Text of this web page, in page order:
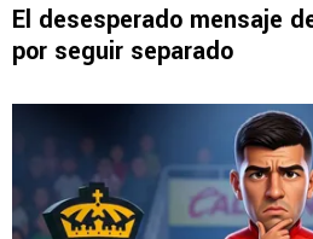
El desesperado mensaje
por seguir separado